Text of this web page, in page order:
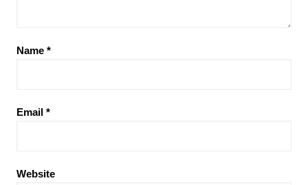
Name *
Email *
Website